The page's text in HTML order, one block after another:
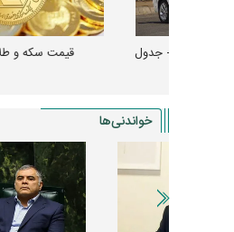
قیمت سکه و طلا + جدول
خواندنی‌ها